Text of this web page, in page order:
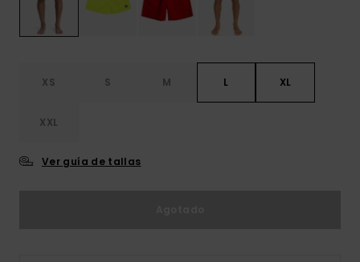
XS S M L XL
XXL
Ver guía de tallas